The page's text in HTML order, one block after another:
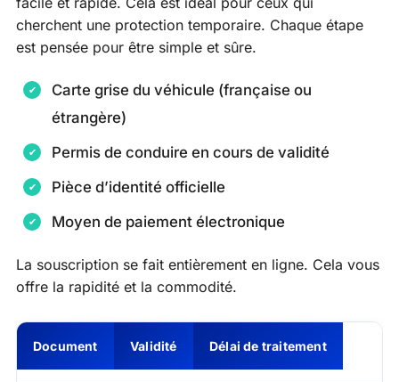
cherchent une protection temporaire. Chaque étape
est pensée pour être simple et sûre.
Carte grise du véhicule (française ou
étrangère)
Permis de conduire en cours de validité
Pièce d’identité officielle
Moyen de paiement électronique
La souscription se fait entièrement en ligne. Cela vous
offre la rapidité et la commodité.
Document Validité Délai de traitement